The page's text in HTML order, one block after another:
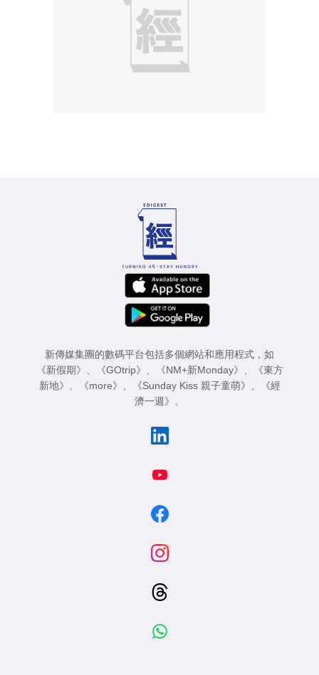
新傳媒集團的數碼平台包括多個網站和應用程式，如
《新假期》
《GOtrip》 《NM+新Monday》
《東方
新地》
《more》 《Sunday Kiss 親子童萌》
《經
濟一週》
。